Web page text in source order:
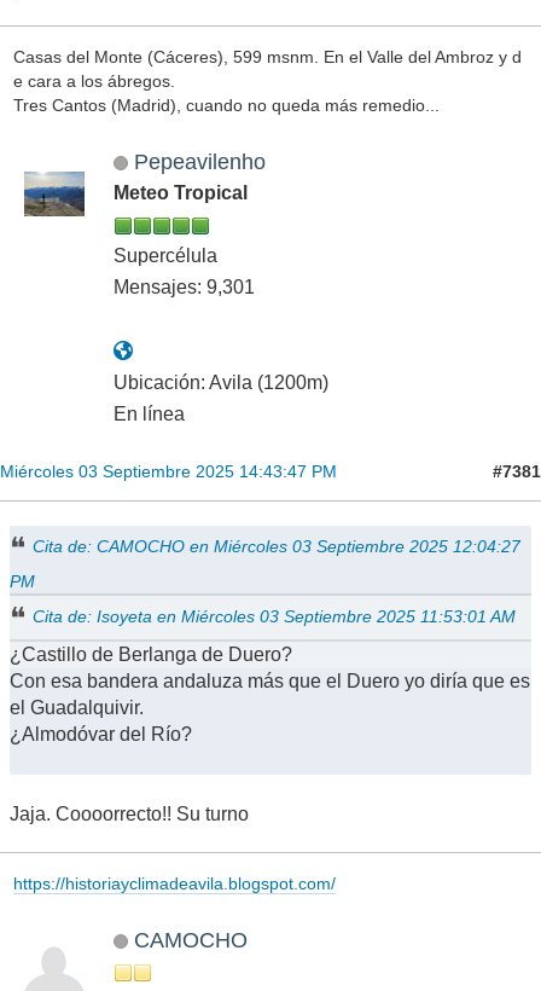
Casas del Monte (Cáceres), 599 msnm. En el Valle del Ambroz y d
e cara a los ábregos.
Tres Cantos (Madrid), cuando no queda más remedio...
Pepeavilenho
Meteo Tropical
Supercélula
Mensajes: 9,301
Ubicación: Avila (1200m)
En línea
Miércoles 03 Septiembre 2025 14:43:47 PM #7381
Cita de: CAMOCHO en Miércoles 03 Septiembre 2025 12:04:27
PM
Cita de: Isoyeta en Miércoles 03 Septiembre 2025 11:53:01 AM
¿Castillo de Berlanga de Duero?
Con esa bandera andaluza más que el Duero yo diría que es
el Guadalquivir.
¿Almodóvar del Río?
Jaja. Coooorrecto!! Su turno
https://historiayclimadeavila.blogspot.com/
CAMOCHO